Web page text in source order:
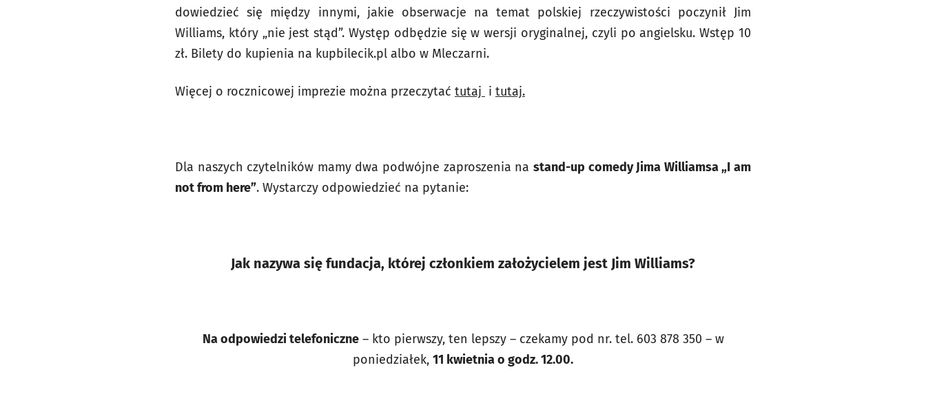
dowiedzieć się między innymi, jakie obserwacje na temat polskiej rzeczywistości poczynił Jim
Williams, który „nie jest stąd”. Występ odbędzie się w wersji oryginalnej, czyli po angielsku. Wstęp 10
zł. Bilety do kupienia na kupbilecik.pl albo w Mleczarni.
Więcej o rocznicowej imprezie można przeczytać tutaj i tutaj.
Dla naszych czytelników mamy dwa podwójne zaproszenia na stand-up comedy Jima Williamsa „I am
not from here”. Wystarczy odpowiedzieć na pytanie:
Jak nazywa się fundacja, której członkiem założycielem jest Jim Williams?
Na odpowiedzi telefoniczne– kto pierwszy, ten lepszy – czekamy pod nr. tel. 603 878 350 – w
poniedziałek, 11 kwietnia o godz. 12.00.